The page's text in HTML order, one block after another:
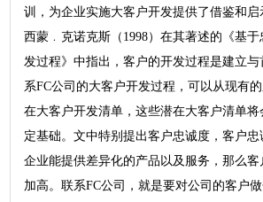
训，为企业实施大客户开发提供了借鉴和启
西蒙﹒克诺克斯（1998）在其著述的《基
发过程》中指出，客户的开发过程是建立
系FC公司的大客户开发过程，可以从现有
在大客户开发清单，这些潜在大客户清单
定基础。文中特别提出客户忠诚度，客户
企业能提供差异化的产品以及服务，那么
加高。联系FC公司，就是要对公司的客户